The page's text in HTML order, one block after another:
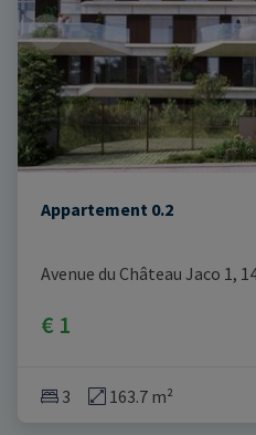
Appartement 0.2
Avenue du Château Jaco 1,
€ 1
3 163.7 m²